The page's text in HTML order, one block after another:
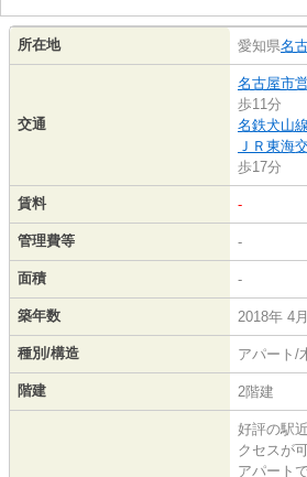
所在地 愛知県名
交通
名古屋市
歩11分
名鉄犬山線
ＪＲ東海
歩17分
賃料 -
管理費等 -
面積 -
築年数 2018年 4
種別/構造 アパート/
階建 2階建
好評の駅
クセスが
アパート